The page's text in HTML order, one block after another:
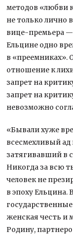
методов «любви
не только лично
вице-премьера —
Ельцине одно
в «преемниках».
отношение к
запрет на
запрет на
невозможно
«Бывали хуже
всесмехливый
затягивавший в
Никогда за всю
человек не
в эпоху Ельцина.
женская честь и
Родину,